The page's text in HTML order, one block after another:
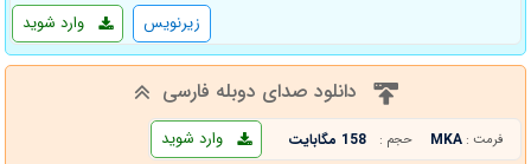
وارد شوید زیرنویس
دانلود صدای دوبله فارسی
فرمت : MKA حجم : 158 مگابایت وارد شوید